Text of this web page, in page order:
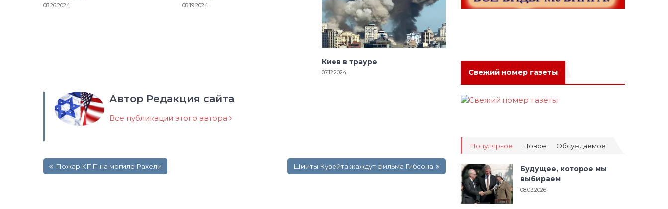
08.26.2024 08.19.2024
Киев в трауре
07.12.2024
Автор Редакция сайта
Все публикации этого автора
по Пожар КПП на могиле Рахели Шииты Кувейта жаждут фильма Гибсона
Свежий номер газеты
Популярное Новое Обсуждаемое
Будущее, которое мы
выбираем
08.03.2026